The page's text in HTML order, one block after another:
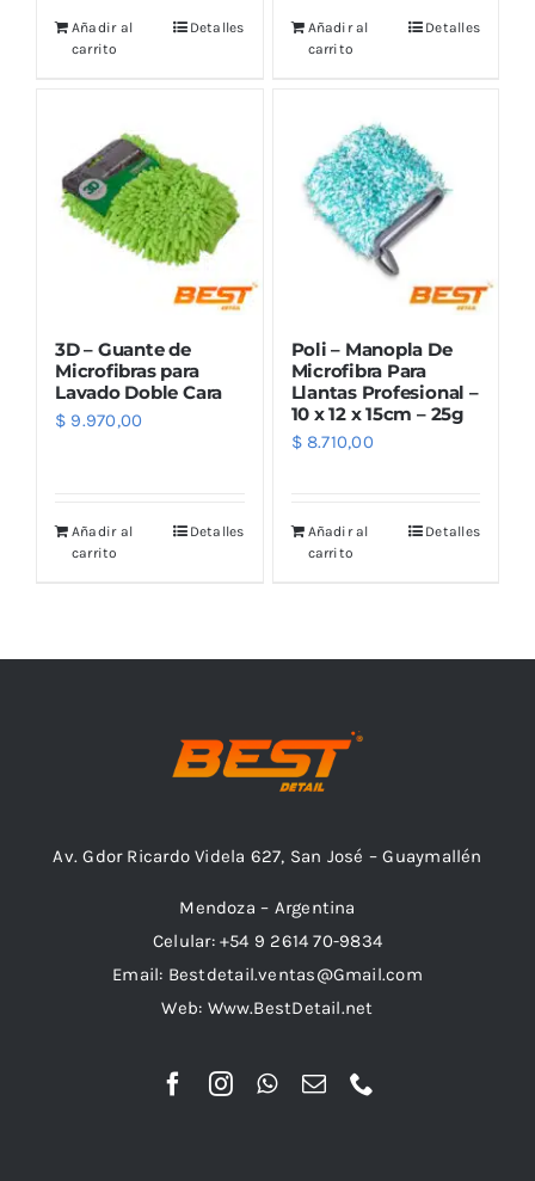
Añadir al
carrito
Detalles
Añadir al
carrito
Detalles
3D – Guante de
Microfibras para
Lavado Doble Cara
$ 9.970,00
Añadir al
carrito
Detalles
Poli – Manopla De
Microfibra Para
Llantas Profesional –
10 x 12 x 15cm – 25g
$8.710,00
Añadir al
carrito
Detalles
Av. Gdor Ricardo Videla 627, San José – Guaymallén
Mendoza – Argentina
Celular: +54 9 2614 70-9834
Email: Bestdetail.ventas@Gmail.com
Web: Www.BestDetail.net